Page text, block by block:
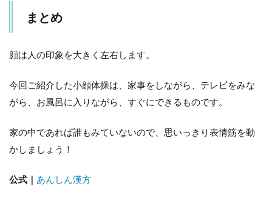
まとめ
顔は人の印象を大きく左右します。
今回ご紹介した小顔体操は、家事をしながら、テレビをみな
がら、お風呂に入りながら、すぐにできるものです。
家の中であれば誰もみていないので、思いっきり表情筋を動
かしましょう！
公式｜ あんしん漢方